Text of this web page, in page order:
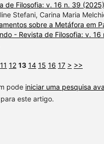
de Filosofia: v. 16 n. 39
Stefani, Carina Maria
sobre a Metáfora em
- Revista de Filosofia: v.
11 12 13 14 15 16 17 > >>
pode iniciar uma pesquisa
este artigo.